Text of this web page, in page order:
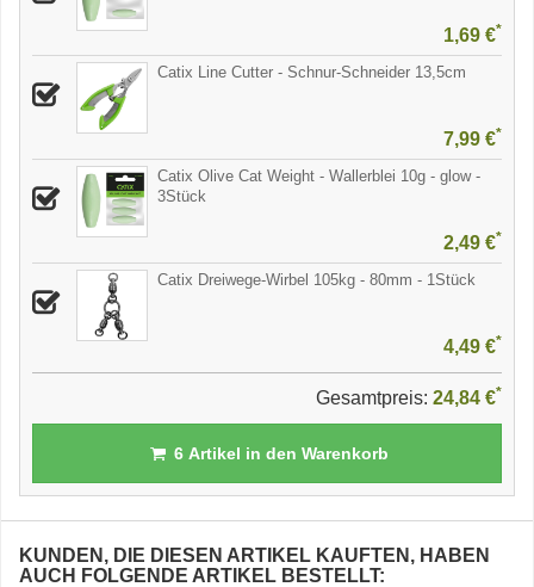
1,69 €*
Catix Line Cutter - Schnur-Schneider 13,5cm
7,99 €*
Catix Olive Cat Weight - Wallerblei 10g - glow -
3Stück
2,49 €*
Catix Dreiwege-Wirbel 105kg - 80mm - 1Stück
4,49 €*
Gesamtpreis: 24,84 €*
6Artikel in den Warenkorb
KUNDEN, DIE DIESEN ARTIKEL KAUFTEN, HABEN
AUCH FOLGENDE ARTIKEL BESTELLT: